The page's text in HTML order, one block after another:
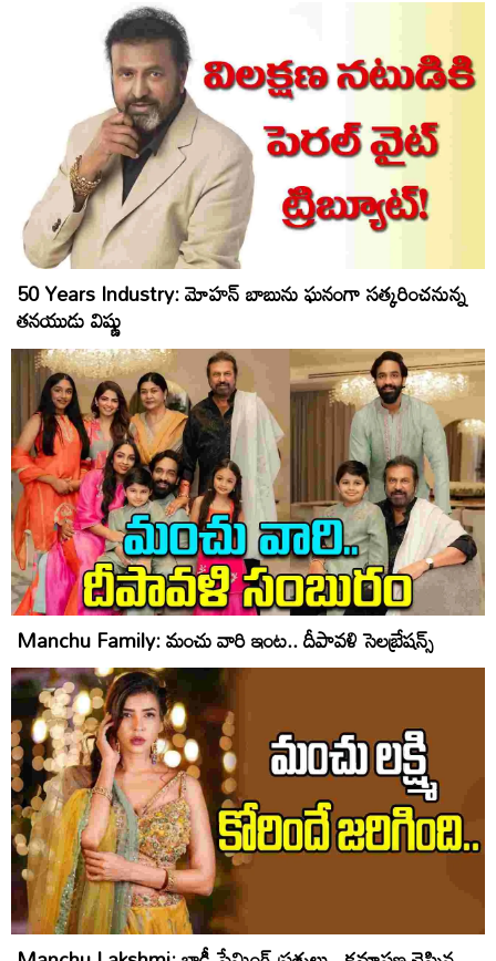
50 Years Industry: మోహన్ బాబును ఘనంగా సత్కరించనున్న
తనయుడు విష్ణు
Manchu Family: మంచు వారి ఇంట‌.. దీపావ‌ళి సెల‌బ్రేష‌న్స్‌